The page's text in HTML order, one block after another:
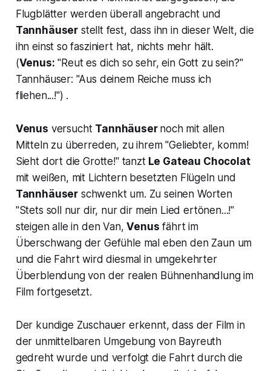
Flugblätter werden überall angebracht und
Tannhäuser stellt fest, dass ihn in dieser Welt, die
ihn einst so fasziniert hat, nichts mehr hält.
(Venus: "Reut es dich so sehr, ein Gott zu sein?"
Tannhäuser: "Aus deinem Reiche muss ich
fliehen...!") .
Venus versucht Tannhäuser noch mit allen
Mitteln zu überreden, zu ihrem"Geliebter, komm!
Sieht dort die Grotte!" tanztLe Gateau Chocolat
mit weißen, mit Lichtern besetzten Flügeln und
Tannhäuser schwenkt um. Zu seinen Worten
"Stets soll nur dir, nur dir mein Lied ertönen...!"
steigen alle in den Van,Venus fährt im
Überschwang der Gefühle mal eben den Zaun um
und die Fahrt wird diesmal in umgekehrter
Überblendung von der realen Bühnenhandlung im
Film fortgesetzt.
Der kundige Zuschauer erkennt, dass der Film in
der unmittelbaren Umgebung von Bayreuth
gedreht wurde und verfolgt die Fahrt durch die